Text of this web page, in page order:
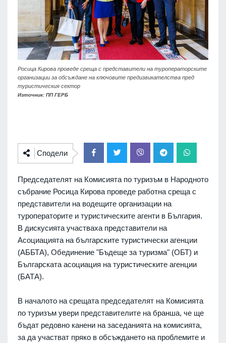
Росица Кирова проведе среща с представители на туроператорските
организации за обсъждане на ключовите предизвикателства пред
туристическия сектор
Източник: ПП ГЕРБ
Сподели
Председателят на Комисията по туризъм в Народното
събрание Росица Кирова проведе работна среща с
представители на водещите организации на
туроператорите и туристическите агенти в България.
В дискусията участваха представители на
Асоциацията на българските туристически агенции
(АББТА), Обединение "Бъдеще за туризма" (ОБТ) и
Българската асоциация на туристическите агенции
(БАТА).
В началото на срещата председателят на Комисията
по туризъм увери представителите на бранша, че ще
бъдат редовно канени на заседанията на комисията,
за да участват пряко в обсъждането на проблемите и